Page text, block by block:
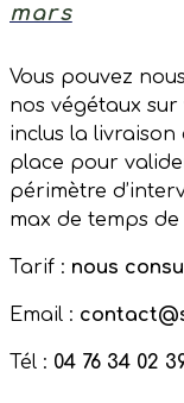
mars
Vous pouvez
nos végétaux
inclus la livraison
place pour
périmètre
max de temps
Tarif : nous
Email :
Tél : 04 76 34 02